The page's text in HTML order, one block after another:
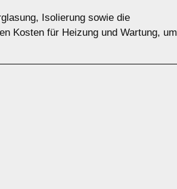
Isolierung sowie die
Kosten für Heizung und Wartung, um